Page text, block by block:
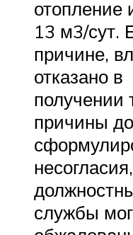
отопление
13 м3/сут.
причине,
отказано в
получении
причины
службы